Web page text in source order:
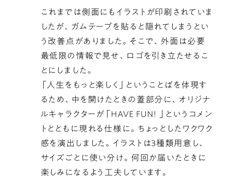
これまでは側面にもイラストが印刷されていま
したが、ガムテープを貼ると隠れてしまうとい
う改善点がありました。そこで、外面は必要
最低限の情報で見せ、ロゴを引き立たせるこ
とにしました。
「人生をもっと楽しく」ということばを体現す
るため、中を開けたときの蓋部分に、オリジナ
ルキャラクターが「HAVE FUN! 」というコメン
トとともに現れる仕様に。ちょっとしたワクワク
感を演出しました。イラストは3種類用意し、
サイズごとに使い分け。何回か届いたときに
楽しみになるよう工夫しています。